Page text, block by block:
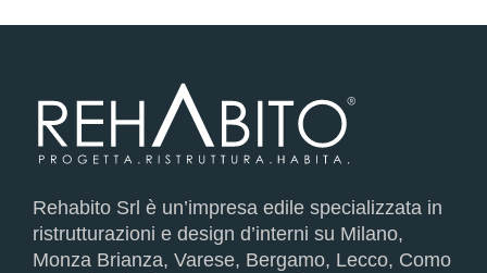
Rehabito Srl è un’impresa edile specializzata in
ristrutturazioni e design d’interni su Milano,
Monza Brianza, Varese, Bergamo, Lecco, Como